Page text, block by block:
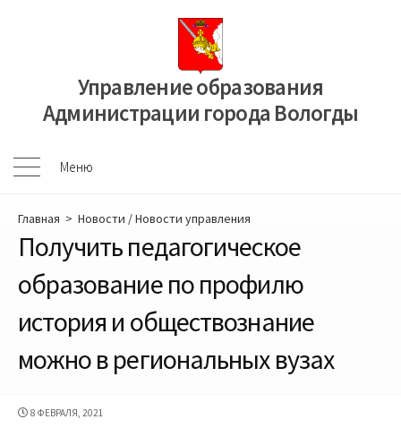
Управление образования
Администрации города Вологды
Меню
Меню
Главная > Новости /Новости управления
Получить педагогическое
образование по профилю
история и обществознание
можно в региональных вузах
ДАТА
8 ФЕВРАЛЯ, 2021